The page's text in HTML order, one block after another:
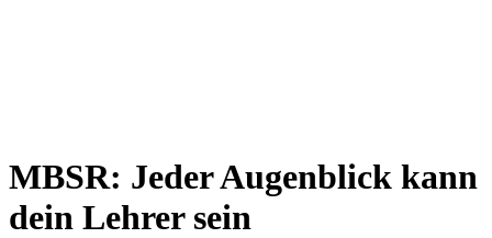
MBSR: Jeder Augenblick kann
dein Lehrer sein